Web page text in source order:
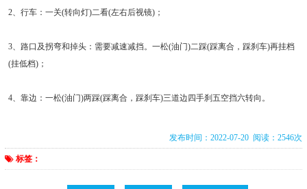
2、行车：一关(转向灯)二看(左右后视镜)；
3、路口及拐弯和掉头：需要减速减挡。一松(油门)二踩(踩离合，踩刹车)再挂档
(挂低档)；
4、靠边：一松(油门)两踩(踩离合，踩刹车)三道边四手刹五空挡六转向。
发布时间：2022-07-20 阅读：2546次
标签：